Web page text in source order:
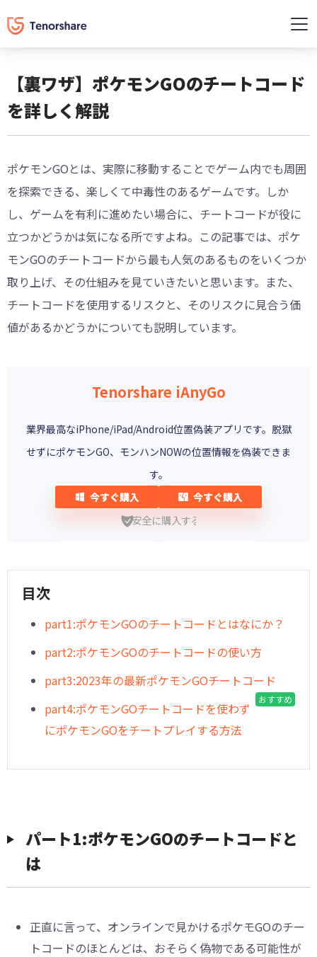
【裏ワザ】ポケモンGOのチートコード
を詳しく解説
ポケモンGOとは、実際に移動することでゲーム内でも周囲
を探索できる、楽しくて中毒性のあるゲームです。しか
し、ゲームを有利に進めたい場合に、チートコードが役に
立つかどうかは気になる所ですよね。この記事では、ポケ
モンGOのチートコードから最も人気のあるものをいくつか
取り上げ、その仕組みを見ていきたいと思います。また、
チートコードを使用するリスクと、そのリスクに見合う価
値があるかどうかについても説明しています。
Tenorshare iAnyGo
業界最高なiPhone/iPad/Android位置偽装アプリです。脱獄
せずにポケモンGO、モンハンNOWの位置情報を偽装できま
す。
今すぐ購入
今すぐ購入
安全に購入する
目次
part1:ポケモンGOのチートコードとはなにか？
part2:ポケモンGOのチートコードの使い方
part3:2023年の最新ポケモンGOチートコード
part4:ポケモンGOチートコードを使わず
にポケモンGOをチートプレイする方法
おすすめ
パート1:ポケモンGOのチートコードと
は
正直に言って、オンラインで見かけるポケモGOのチー
トコードのほとんどは、おそらく偽物である可能性が